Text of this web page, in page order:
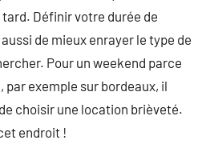
Définir votre durée de
de mieux enrayer le type de
Pour un weekend parce
par exemple sur bordeaux, il
choisir une location brièveté.
endroit !